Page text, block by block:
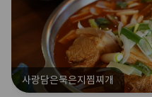
사랑담은묵은지찜찌개